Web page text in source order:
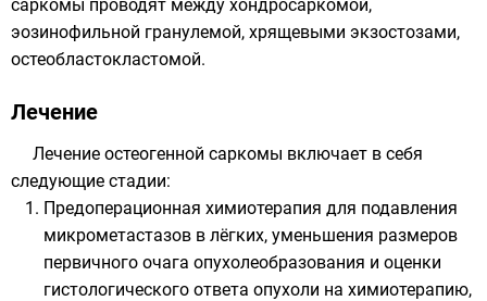
саркомы проводят между хондросаркомой,
эозинофильной гранулемой, хрящевыми экзостозами,
остеобластокластомой.
Лечение
Лечение остеогенной саркомы включает в себя
следующие стадии:
Предоперационная химиотерапия для подавления
микрометастазов в лёгких, уменьшения размеров
первичного очага опухолеобразования и оценки
гистологического ответа опухоли на химиотерапию,